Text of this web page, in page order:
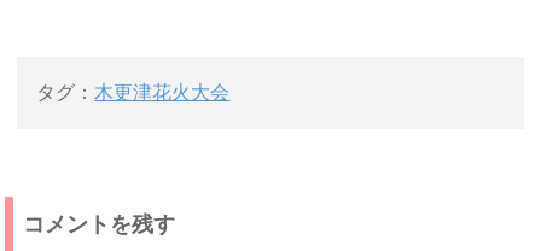
タグ： 木更津花火大会
コメントを残す